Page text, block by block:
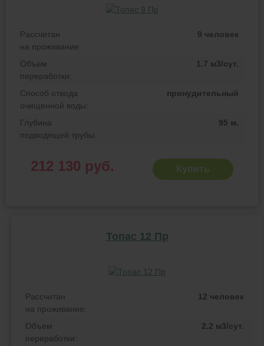
Рассчитан
на проживание:
9 человек
Объем
переработки:
1.7 м3/сут.
Способ отвода
очищенной воды:
принудительный
Глубина
подводящей трубы:
95 м.
212 130 руб. Купить
Топас 12 Пр
Рассчитан
на проживание:
12 человек
Объем
переработки:
2.2 м3/сут.